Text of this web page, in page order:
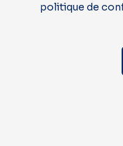
politique de